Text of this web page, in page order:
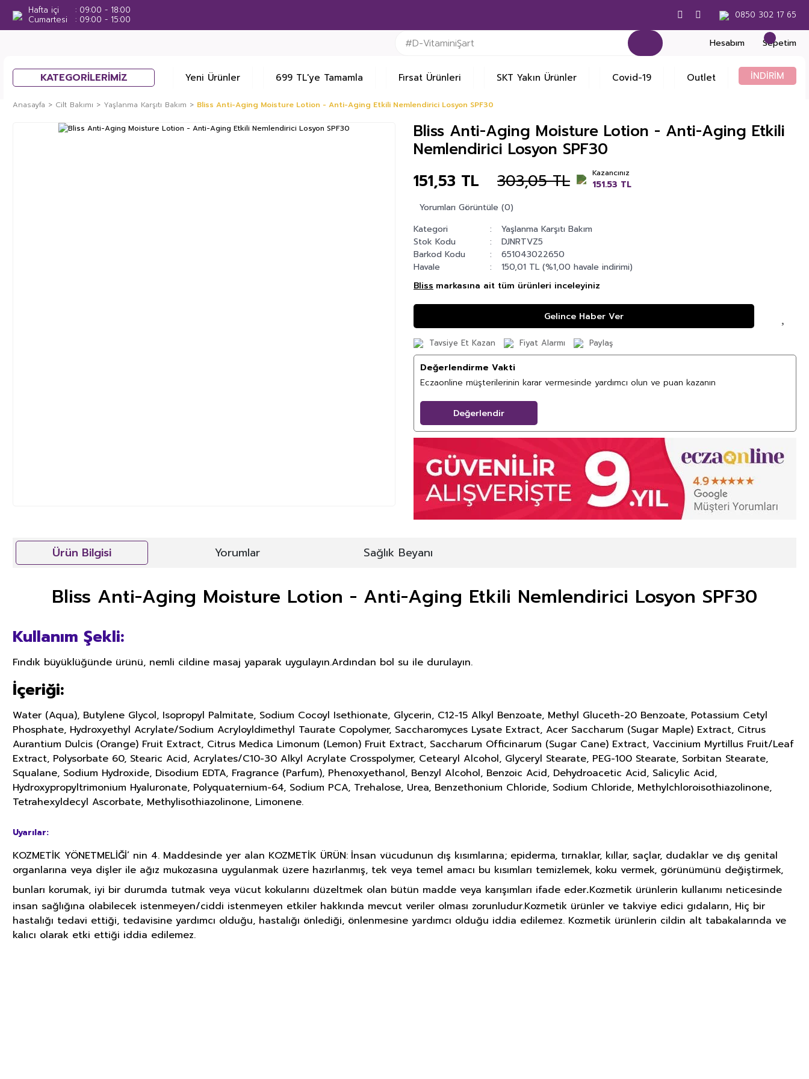
Hafta içi
09:00 - 18:00
Cumartesi
09:00 - 15:00 0850 302 17 65
Hesabım Sepetim
KATEGORİLERİMİZ Yeni Ürünler 699 TL'ye Tamamla Fırsat Ürünleri SKT Yakın Ürünler Covid-19 Outlet İNDİRİM
Anasayfa Cilt Bakımı Yaşlanma Karşıtı Bakım Bliss Anti-Aging Moisture Lotion - Anti-Aging Etkili Nemlendirici Losyon SPF30
Bliss Anti-Aging Moisture Lotion - Anti-Aging Etkili
Nemlendirici Losyon SPF30
151,53 TL
303,05 TL Kazancınız
151.53 TL
Yorumları Görüntüle (0)
Kategori
Yaşlanma Karşıtı Bakım
Stok Kodu
DJNRTVZ5
Barkod Kodu
651043022650
Havale
150,01 TL (%1,00 havale indirimi)
Bliss markasına ait tüm ürünleri inceleyiniz
Gelince Haber Ver
Tavsiye Et Kazan Fiyat Alarmı Paylaş
Değerlendirme Vakti
Eczaonline müşterilerinin karar vermesinde yardımcı olun ve puan kazanın
Değerlendir
Ürün Bilgisi Yorumlar Sağlık Beyanı
Bliss Anti-Aging Moisture Lotion - Anti-Aging Etkili Nemlendirici Losyon SPF30
Kullanım Şekli:
Fındık büyüklüğünde ürünü, nemli cildine masaj yaparak uygulayın.Ardından bol su ile durulayın.
İçeriği:
Water (Aqua), Butylene Glycol, Isopropyl Palmitate, Sodium Cocoyl Isethionate, Glycerin, C12-15 Alkyl Benzoate, Methyl Gluceth-20 Benzoate, Potassium Cetyl
Phosphate, Hydroxyethyl Acrylate/Sodium Acryloyldimethyl Taurate Copolymer, Saccharomyces Lysate Extract, Acer Saccharum (Sugar Maple) Extract, Citrus
Aurantium Dulcis (Orange) Fruit Extract, Citrus Medica Limonum (Lemon) Fruit Extract, Saccharum Officinarum (Sugar Cane) Extract, Vaccinium Myrtillus Fruit/Leaf
Extract, Polysorbate 60, Stearic Acid, Acrylates/C10-30 Alkyl Acrylate Crosspolymer, Cetearyl Alcohol, Glyceryl Stearate, PEG-100 Stearate, Sorbitan Stearate,
Squalane, Sodium Hydroxide, Disodium EDTA, Fragrance (Parfum), Phenoxyethanol, Benzyl Alcohol, Benzoic Acid, Dehydroacetic Acid, Salicylic Acid,
Hydroxypropyltrimonium Hyaluronate, Polyquaternium-64, Sodium PCA, Trehalose, Urea, Benzethonium Chloride, Sodium Chloride, Methylchloroisothiazolinone,
Tetrahexyldecyl Ascorbate, Methylisothiazolinone, Limonene.
Uyarılar:
KOZMETİK YÖNETMELİĞİ’ nin 4. Maddesinde yer alan KOZMETİK ÜRÜN: İnsan vücudunun dış kısımlarına; epiderma, tırnaklar, kıllar, saçlar, dudaklar ve dış genital
organlarına veya dişler ile ağız mukozasına uygulanmak üzere hazırlanmış, tek veya temel amacı bu kısımları temizlemek, koku vermek, görünümünü değiştirmek,
bunları korumak, iyi bir durumda tutmak veya vücut kokularını düzeltmek olan bütün madde veya karışımları ifade eder.Kozmetik ürünlerin kullanımı neticesinde
insan sağlığına olabilecek istenmeyen/ciddi istenmeyen etkiler hakkında mevcut veriler olması zorunludur.Kozmetik ürünler ve takviye edici gıdaların, Hiç bir
hastalığı tedavi ettiği, tedavisine yardımcı olduğu, hastalığı önlediği, önlenmesine yardımcı olduğu iddia edilemez. Kozmetik ürünlerin cildin alt tabakalarında ve
kalıcı olarak etki ettiği iddia edilemez.